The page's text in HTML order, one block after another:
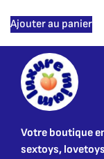
Ajouter au panier
Votre boutique
sextoys,